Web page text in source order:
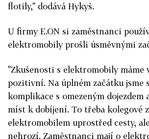
flotily," dodává Hykyš.
U firmy E.ON si zaměstnanci
elektromobily prošli úsměvnými
"Zkušenosti s elektromobily máme
pozitivní. Na úplném začátku jsme
komplikace s omezeným dojezdem
míst k dobíjení. To třeba kolegové
elektromobilem uprostřed cesty,
nehrozí. Zaměstnanci mají o